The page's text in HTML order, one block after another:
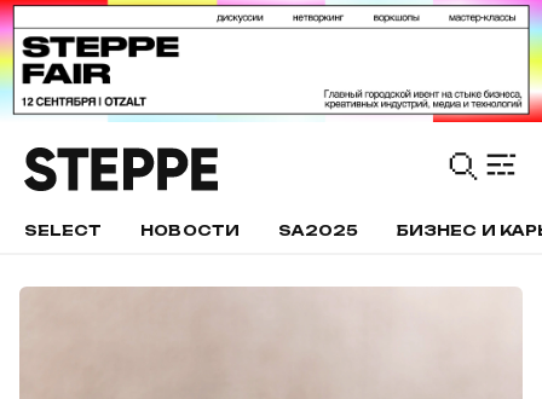
SELECT НОВОСТИ SA2025 БИЗНЕС И